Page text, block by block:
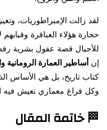
لقد زالت الإمبراطوريات،
حجارة هؤلاء العباقرة
للأجيال قصة عقول بشرية
إن أساطير العمارة الرومانية
كتاب تاريخ، بل هي الأساس
وكل فراغ معماري نعيش فيه
🏁 خاتمة المقال